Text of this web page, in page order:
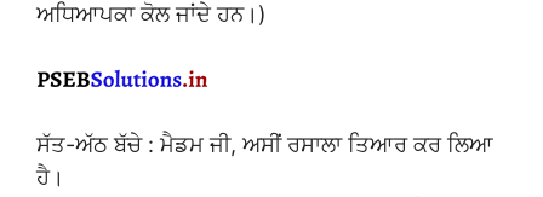
ਅਧਿਆਪਕਾ ਕੋਲ ਜਾਂਦੇ ਹਨ।)
ਸੱਤ-ਅੱਠ ਬੱਚੇ : ਮੈਡਮ ਜੀ, ਅਸੀਂ ਰਸਾਲਾ ਤਿਆਰ ਕਰ ਲਿਆ
ਹੈ।